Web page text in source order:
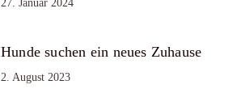
27. Januar 2024
Hunde suchen ein neues Zuhause
2. August 2023